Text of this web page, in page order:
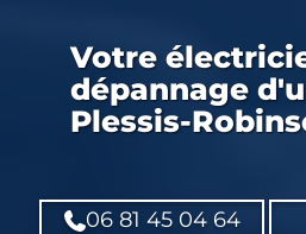
Votre
dépannage
Plessis-
06 81 45 04 64